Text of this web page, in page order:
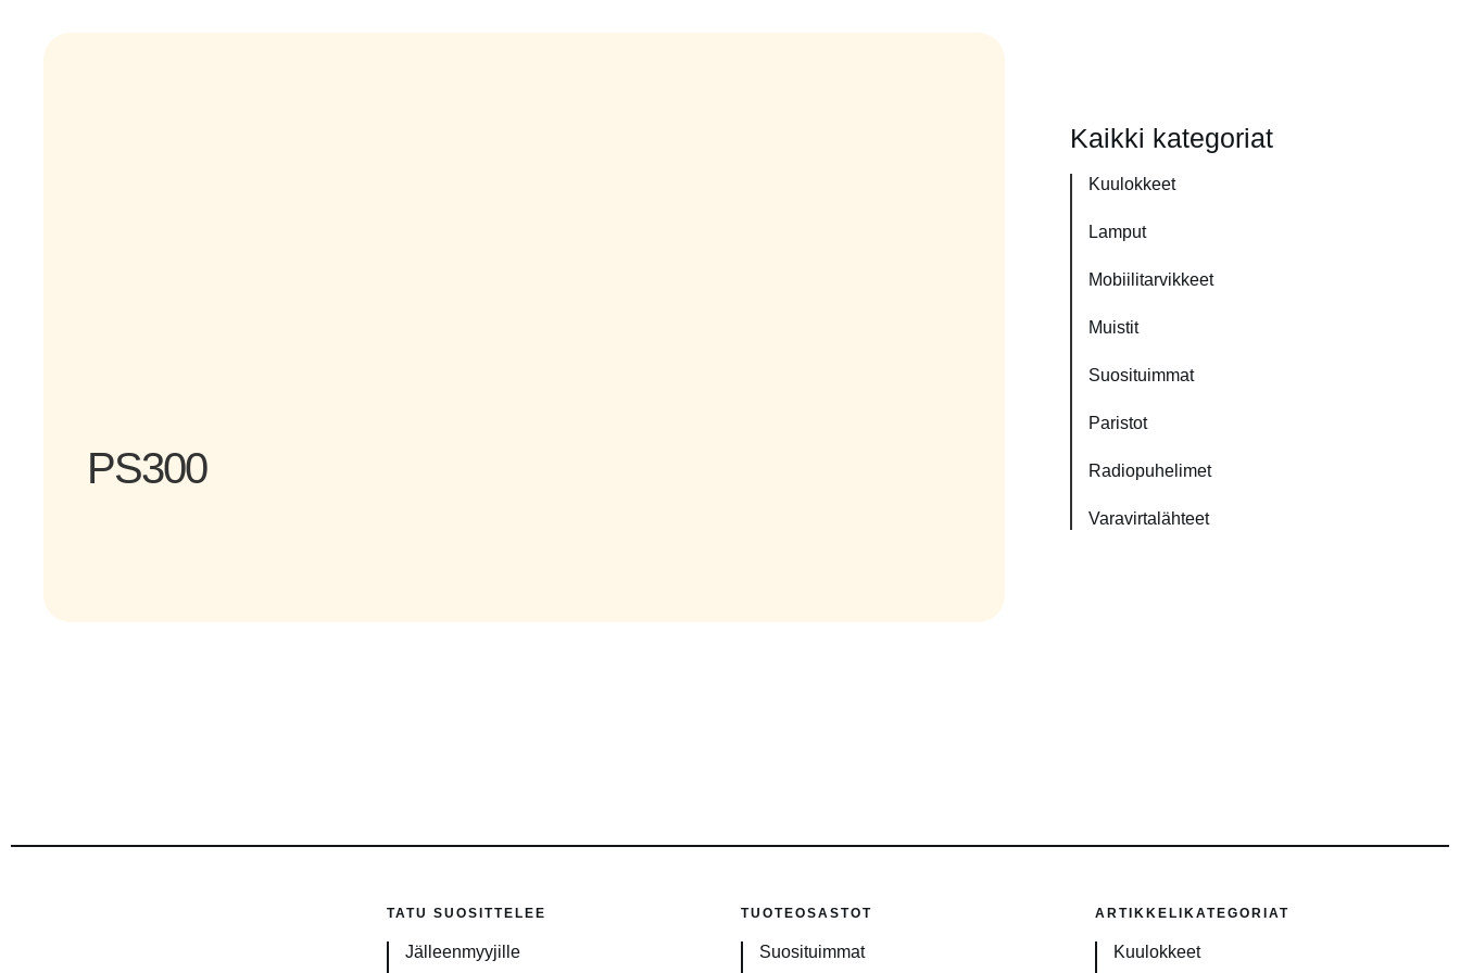
PS300
Kaikki kategoriat
Kuulokkeet
Lamput
Mobiilitarvikkeet
Muistit
Suosituimmat
Paristot
Radiopuhelimet
Varavirtalähteet
TATU SUOSITTELEE
Jälleenmyyjille
TUOTEOSASTOT
Suosituimmat
ARTIKKELIKATEGORIAT
Kuulokkeet